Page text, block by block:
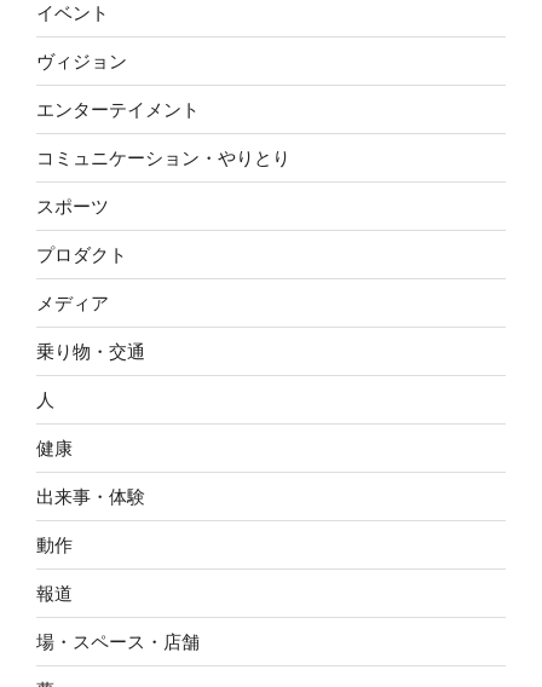
イベント
ヴィジョン
エンターテイメント
コミュニケーション・やりとり
スポーツ
プロダクト
メディア
乗り物・交通
人
健康
出来事・体験
動作
報道
場・スペース・店舗